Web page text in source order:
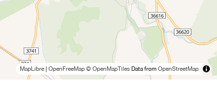
MapLibre OpenFreeMap © OpenMapTiles Data from OpenStreetMap